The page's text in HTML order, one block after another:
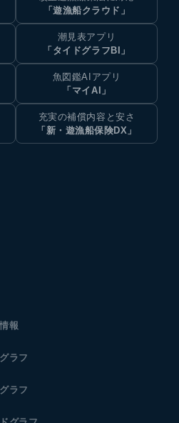
「遊漁船クラウド」
潮見表アプリ
「タイドグラフBI」
魚図鑑AIアプリ
「マイAI」
充実の補償内容と安さ
「新・遊漁船保険DX」
報
ラフ
ラフ